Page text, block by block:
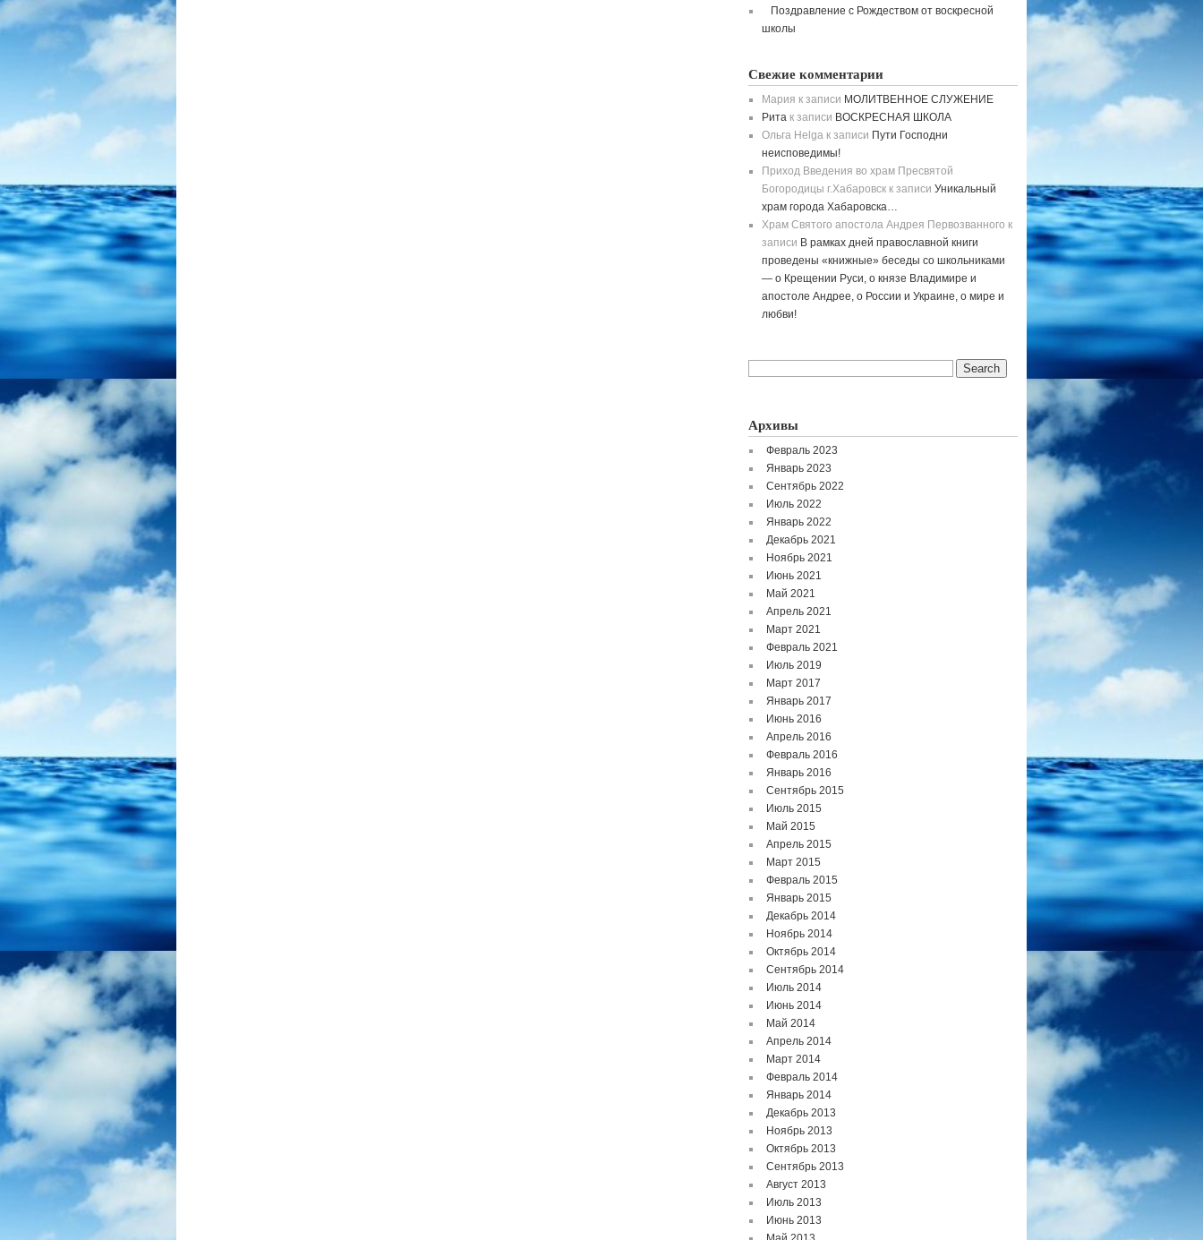
Поздравление с Рождеством от воскресной
школы
Свежие комментарии
Мария к записи МОЛИТВЕННОЕ СЛУЖЕНИЕ
Рита к записи ВОСКРЕСНАЯ ШКОЛА
Ольга Helga к записи Пути Господни
неисповедимы!
Приход Введения во храм Пресвятой
Богородицы г.Хабаровск к записи Уникальный
храм города Хабаровска…
Храм Святого апостола Андрея Первозванного к
записи В рамках дней православной книги
проведены «книжные» беседы со школьниками
— о Крещении Руси, о князе Владимире и
апостоле Андрее, о России и Украине, о мире и
любви!
Архивы
Февраль 2023
Январь 2023
Сентябрь 2022
Июль 2022
Январь 2022
Декабрь 2021
Ноябрь 2021
Июнь 2021
Май 2021
Апрель 2021
Март 2021
Февраль 2021
Июль 2019
Март 2017
Январь 2017
Июнь 2016
Апрель 2016
Февраль 2016
Январь 2016
Сентябрь 2015
Июль 2015
Май 2015
Апрель 2015
Март 2015
Февраль 2015
Январь 2015
Декабрь 2014
Ноябрь 2014
Октябрь 2014
Сентябрь 2014
Июль 2014
Июнь 2014
Май 2014
Апрель 2014
Март 2014
Февраль 2014
Январь 2014
Декабрь 2013
Ноябрь 2013
Октябрь 2013
Сентябрь 2013
Август 2013
Июль 2013
Июнь 2013